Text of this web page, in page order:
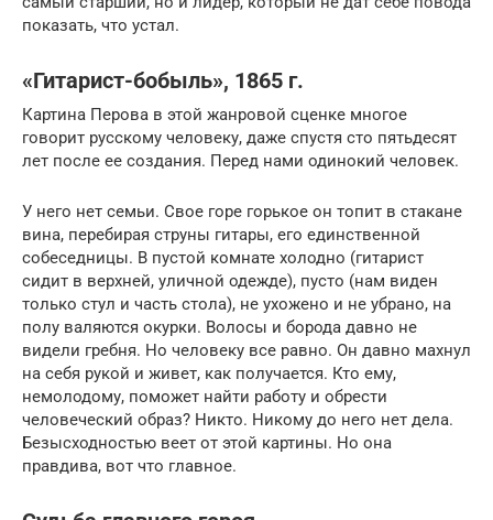
показать, что устал.
«Гитарист-бобыль», 1865 г.
Картина Перова в этой жанровой сценке многое
говорит русскому человеку, даже спустя сто пятьдесят
лет после ее создания. Перед нами одинокий человек.
У него нет семьи. Свое горе горькое он топит в стакане
вина, перебирая струны гитары, его единственной
собеседницы. В пустой комнате холодно (гитарист
сидит в верхней, уличной одежде), пусто (нам виден
только стул и часть стола), не ухожено и не убрано, на
полу валяются окурки. Волосы и борода давно не
видели гребня. Но человеку все равно. Он давно махнул
на себя рукой и живет, как получается. Кто ему,
немолодому, поможет найти работу и обрести
человеческий образ? Никто. Никому до него нет дела.
Безысходностью веет от этой картины. Но она
правдива, вот что главное.